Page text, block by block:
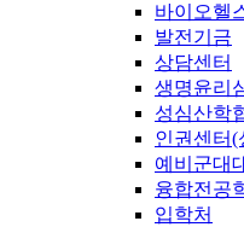
바이오헬
발전기금
상담센터
생명윤리
성심산학
인권센터(
예비군대
융합전공
입학처